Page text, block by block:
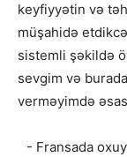
keyfiyyətin və
müşahidə
sistemli şəkildə
sevgim və
verməyimdə
- ⁠Fransada